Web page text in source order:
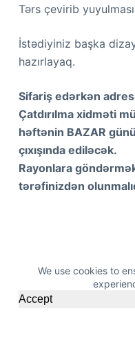
We use cookies to
Accept
Tərs çevirib
İstədiyiniz başka
hazırlayaq.
Sifariş edərkən
Çatdırılma xidməti
həftənin BAZAR
çıxışında ediləcək.
Rayonlara
tərəfinizdən